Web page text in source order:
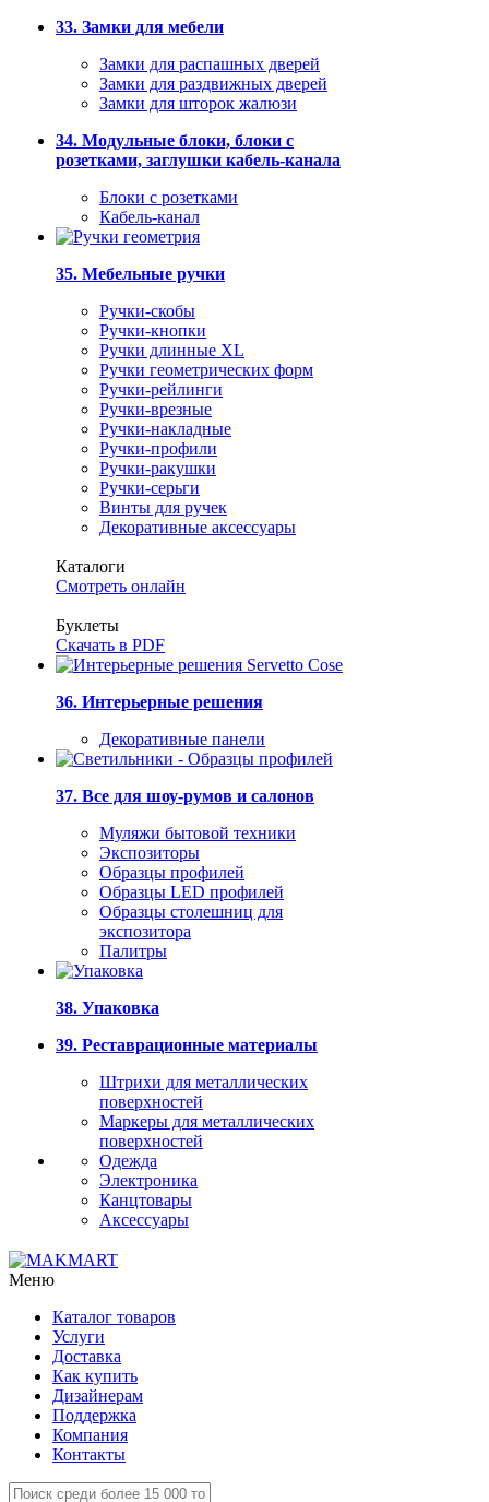
33. Замки для мебели
Замки для распашных дверей
Замки для раздвижных дверей
Замки для шторок жалюзи
34. Модульные блоки, блоки с
розетками, заглушки кабель-канала
Блоки с розетками
Кабель-канал
35. Мебельные ручки
Ручки-скобы
Ручки-кнопки
Ручки длинные XL
Ручки геометрических форм
Ручки-рейлинги
Ручки-врезные
Ручки-накладные
Ручки-профили
Ручки-ракушки
Ручки-серьги
Винты для ручек
Декоративные аксессуары
Каталоги
Смотреть онлайн
Буклеты
Скачать в PDF
36. Интерьерные решения
Декоративные панели
37. Все для шоу-румов и салонов
Муляжи бытовой техники
Экспозиторы
Образцы профилей
Образцы LED профилей
Образцы столешниц для
экспозитора
Палитры
38. Упаковка
39. Реставрационные материалы
Штрихи для металлических
поверхностей
Маркеры для металлических
поверхностей
Одежда
Электроника
Канцтовары
Аксессуары
Меню
Каталог товаров
Услуги
Доставка
Как купить
Дизайнерам
Поддержка
Компания
Контакты